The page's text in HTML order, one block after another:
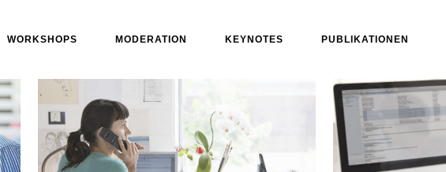
WORKSHOPS MODERATION KEYNOTES PUBLIKATIONEN